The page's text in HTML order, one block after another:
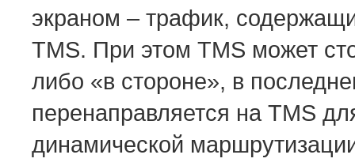
экраном – трафик,
TMS. При этом TMS может
либо «в стороне», в
перенаправляется на TMS
динамической